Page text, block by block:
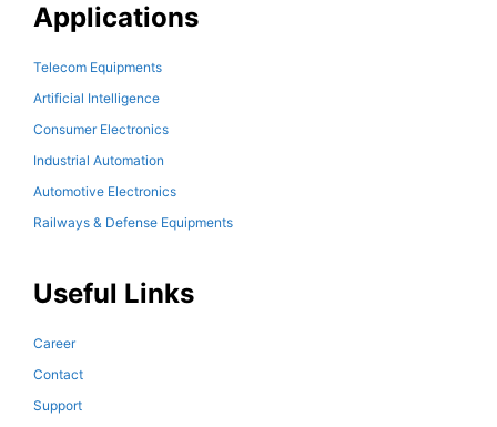
Applications
Telecom Equipments
Artificial Intelligence
Consumer Electronics
Industrial Automation
Automotive Electronics
Railways & Defense Equipments
Useful Links
Career
Contact
Support